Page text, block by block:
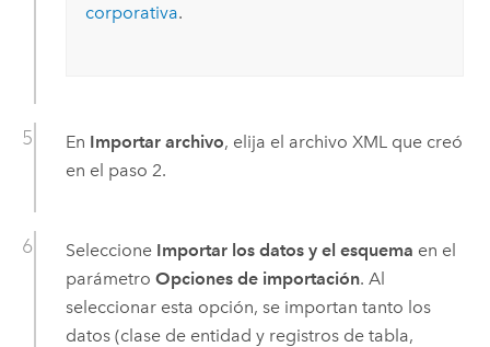
corporativa.
En Importar archivo, elija el archivo XML que creó
en el paso 2.
Seleccione Importar los datos y el esquema en el
parámetro Opciones de importación. Al
seleccionar esta opción, se importan tanto los
datos (clase de entidad y registros de tabla,